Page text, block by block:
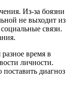
Из-за боязни
не выходит из
связи.
время в
личности.
диагноз